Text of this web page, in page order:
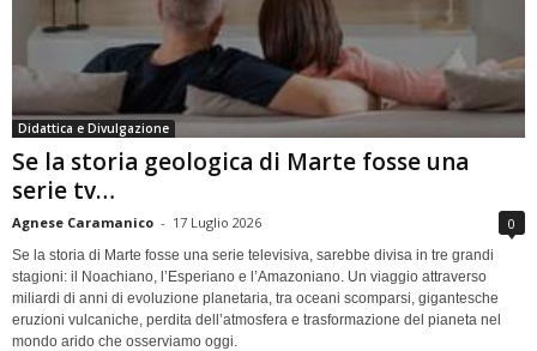
Didattica e Divulgazione
Se la storia geologica di Marte fosse una
serie tv…
Agnese Caramanico - 17 Luglio 2026 0
Se la storia di Marte fosse una serie televisiva, sarebbe divisa in tre grandi
stagioni: il Noachiano, l’Esperiano e l’Amazoniano. Un viaggio attraverso
miliardi di anni di evoluzione planetaria, tra oceani scomparsi, gigantesche
eruzioni vulcaniche, perdita dell’atmosfera e trasformazione del pianeta nel
mondo arido che osserviamo oggi.